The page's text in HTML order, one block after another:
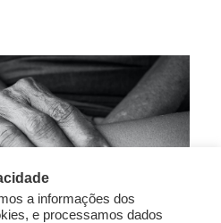
a informações dos
e processamos dados